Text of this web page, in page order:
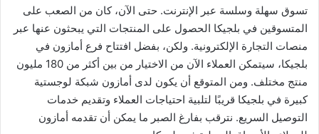
تسوق سهلة وسلسة عبر الإنترنت. حتى الآن، كان من الصعب على
المتسوقين في بلجيكا الحصول على المنتجات التي يبحثون عنها عبر
منصات التجارة الإلكترونية. ولكن، بفضل افتتاح فرع أمازون في
بلجيكا، سيتمكن العملاء الآن من الاختيار من بين أكثر من 180 مليون
منتج مختلف. ومن المتوقع أن يكون لدى أمازون شبكة لوجستية
كبيرة في بلجيكا قريبًا لتلبية احتياجات العملاء وتقديم خدمات
التوصيل السريع. نترقب بفارغ الصبر ما يمكن أن تقدمه أمازون